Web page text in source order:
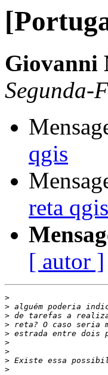
Giovanni
Segunda-
qgis
reta qgis
[ autor ]
>
>
>
>
>
>
>
>
>